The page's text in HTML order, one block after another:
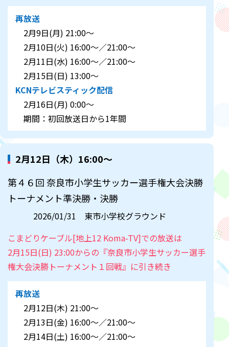
再放送
2月9日(月) 21:00～
2月10日(火) 16:00～／21:00～
2月11日(水) 16:00～／21:00～
2月15日(日) 13:00～
KCNテレビスティック配信
2月16日(月) 0:00～
期間：初回放送日から1年間
2月12日（木）16:00～
第４６回 奈良市小学生サッカー選手権大会決勝
トーナメント準決勝・決勝
2026/01/31 東市小学校グラウンド
こまどりケーブル[地上12 Koma-TV]での放送は
2月15日(日) 23:00からの『奈良市小学生サッカー選手
権大会決勝トーナメント１回戦』に引き続き
再放送
2月12日(木) 21:00～
2月13日(金) 16:00～／21:00～
2月14日(土) 16:00～／21:00～